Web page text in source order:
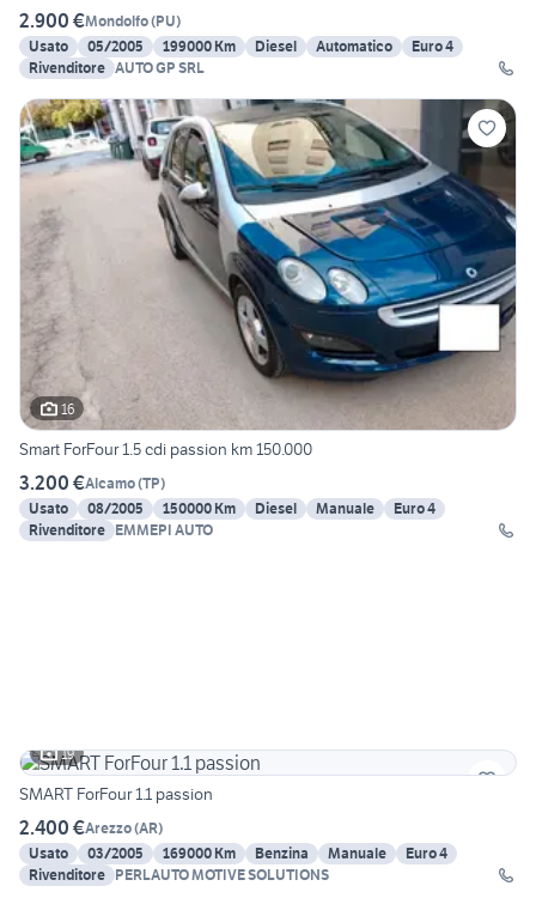
2.900 €Mondolfo(PU)
Usato
05/2005 199000 Km Diesel Automatico
Euro 4
Rivenditore AUTO GP SRL
16
Smart ForFour 1.5 cdi passion km 150.000
3.200 €Alcamo(TP)
Usato
08/2005 150000 Km Diesel Manuale
Euro 4
Rivenditore EMMEPI AUTO
19
SMART ForFour 1.1 passion
2.400 €Arezzo(AR)
Usato
03/2005 169000 Km Benzina Manuale
Euro 4
Rivenditore PERLAUTO MOTIVE SOLUTIONS